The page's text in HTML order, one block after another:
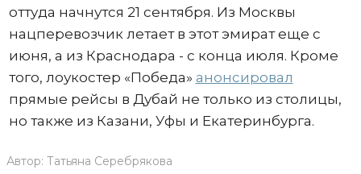
оттуда начнутся 21 сентября. Из Москвы
нацперевозчик летает в этот эмират еще с
июня, а из Краснодара - с конца июля. Кроме
того, лоукостер «Победа» анонсировал
прямые рейсы в Дубай не только из столицы,
но также из Казани, Уфы и Екатеринбурга.
Автор: Татьяна Серебрякова